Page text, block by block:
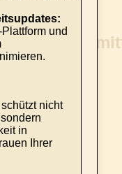
und
nicht
in
Ihrer